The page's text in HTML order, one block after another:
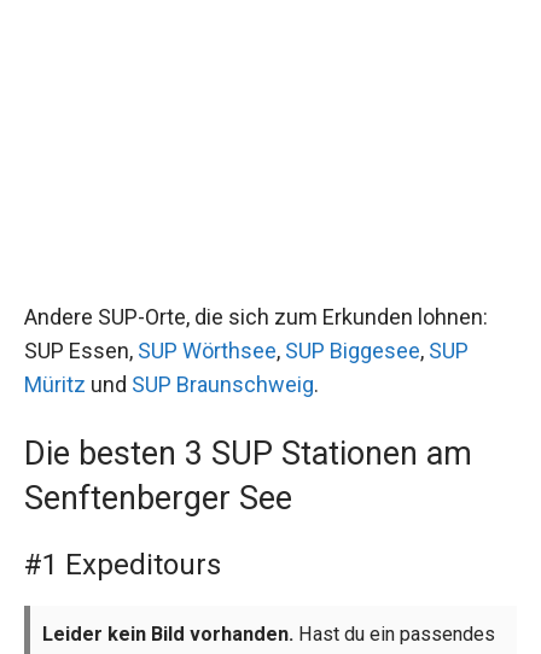
Andere SUP-Orte, die sich zum Erkunden lohnen:
SUP Essen, SUP Wörthsee, SUP Biggesee, SUP
Müritz und SUP Braunschweig.
Die besten 3 SUP Stationen am
Senftenberger See
#1 Expeditours
Leider kein Bild vorhanden. Hast du ein passendes